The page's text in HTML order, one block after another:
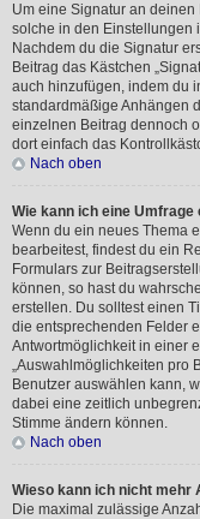
Um eine Signatur an
solche in den Einstellungen
Nachdem du die Signatur
Beitrag das Kästchen
auch hinzufügen, indem du
standardmäßige Anhängen
einzelnen Beitrag dennoch
dort einfach das
Nach oben
Wie kann ich eine Umfrage
Wenn du ein neues Thema
bearbeitest, findest du ein
Formulars zur
können, so hast du
erstellen. Du solltest einen
die entsprechenden Felder
Antwortmöglichkeit in einer
„Auswahlmöglichkeiten pro
Benutzer auswählen kann,
dabei eine zeitlich
Stimme ändern können.
Nach oben
Wieso kann ich nicht
Die maximal zulässige